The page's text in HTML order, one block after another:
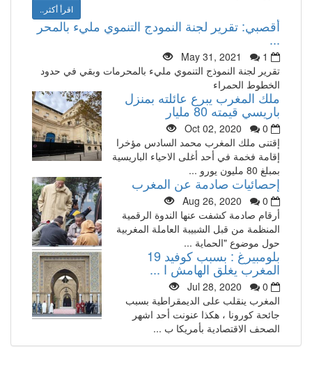
اقرأ أكثر..
أقصبي: تقرير لجنة النمودج التنموي مليء بالمحر
May 31, 2021
1
تقرير لجنة النموذج التنموي مليء بالمحرمات وبقي في حدود
الخطوط الحمراء
ملك المغرب يبرع عائلته بمنزل
باريسي قيمته 80 مليار
Oct 02, 2020
0
إقتنى ملك المغرب محمد السادس مؤخرا
إقامة فخمة في أحد أغلى الاحياء الباريسية
بمبلغ 80 مليون يورو ...
إحصائيات صادمة عن المغرب
Aug 26, 2020
0
أرقام صادمة كشفت عنها الندوة الرقمية
المنظمة من قبل الشبيبة العاملة المغربية
حول موضوع "الحماية ...
بلومبيرغ : بسبب كوفيد 19
المغرب يغلق الهامش ا ...
Jul 28, 2020
0
المغرب ينقلب على الديمقراطية بسبب
جائحة كورونا ، هكذا عنونت أحد اشهر
الصحف الاقتصادية بأمريكا ب ...